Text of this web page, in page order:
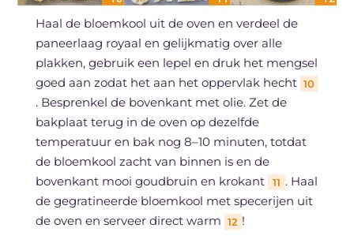
Haal de bloemkool uit de oven en verdeel de
paneerlaag royaal en gelijkmatig over alle
plakken, gebruik een lepel en druk het mengsel
goed aan zodat het aan het oppervlak hecht 10
. Besprenkel de bovenkant met olie. Zet de
bakplaat terug in de oven op dezelfde
temperatuur en bak nog 8–10 minuten, totdat
de bloemkool zacht van binnen is en de
bovenkant mooi goudbruin en krokant
11 . Haal
de gegratineerde bloemkool met specerijen uit
de oven en serveer direct warm 12 !